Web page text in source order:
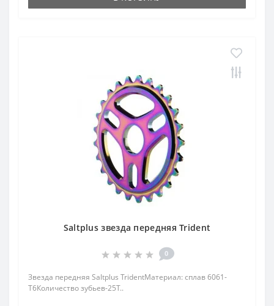
Saltplus звезда передняя Trident
0
Звезда передняя Saltplus TridentМатериал: сплав 6061-
T6Количество зубьев-25T..